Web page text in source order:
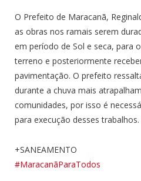
O Prefeito de Maracanã,
as obras nos ramais serem
em período de Sol e seca, para
terreno e posteriormente
pavimentação. O prefeito
durante a chuva mais
comunidades, por isso é
para execução desses trabalhos.
+SANEAMENTO
#MaracanãParaTodos